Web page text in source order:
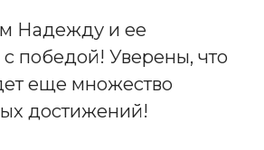
Надежду и ее
с победой! Уверены, что
еще множество
достижений!